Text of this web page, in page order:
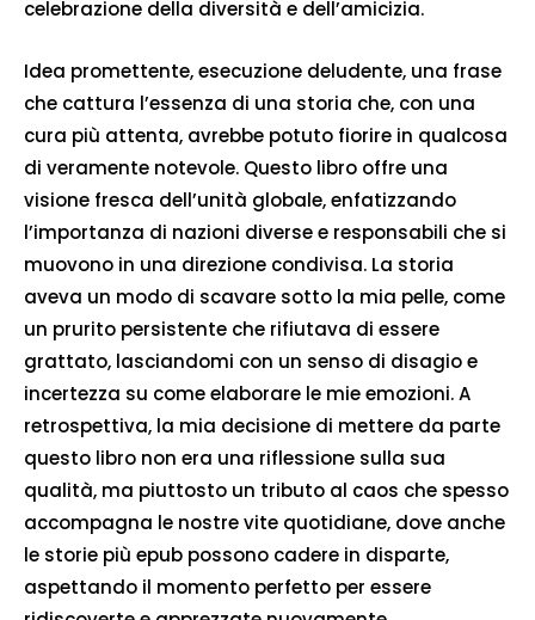
celebrazione della diversità e dell’amicizia.
Idea promettente, esecuzione deludente, una frase
che cattura l’essenza di una storia che, con una
cura più attenta, avrebbe potuto fiorire in qualcosa
di veramente notevole. Questo libro offre una
visione fresca dell’unità globale, enfatizzando
l’importanza di nazioni diverse e responsabili che si
muovono in una direzione condivisa. La storia
aveva un modo di scavare sotto la mia pelle, come
un prurito persistente che rifiutava di essere
grattato, lasciandomi con un senso di disagio e
incertezza su come elaborare le mie emozioni. A
retrospettiva, la mia decisione di mettere da parte
questo libro non era una riflessione sulla sua
qualità, ma piuttosto un tributo al caos che spesso
accompagna le nostre vite quotidiane, dove anche
le storie più epub possono cadere in disparte,
aspettando il momento perfetto per essere